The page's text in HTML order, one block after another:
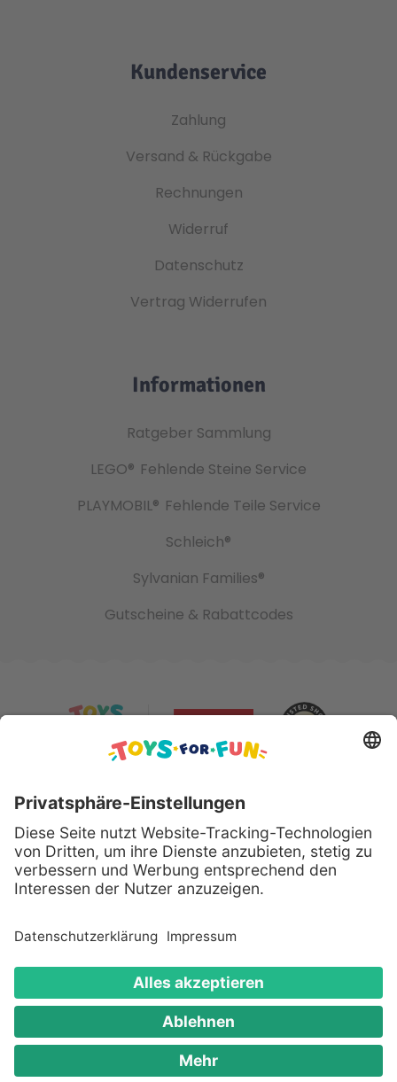
Kundenservice
Zahlung
Versand & Rückgabe
Rechnungen
Widerruf
Datenschutz
Vertrag Widerrufen
Informationen
Ratgeber Sammlung
LEGO® Fehlende Steine Service
PLAYMOBIL® Fehlende Teile Service
Schleich®
Sylvanian Families®
Gutscheine & Rabattcodes
Sicher bezahlen mit:
Alle genannten Produkte und Logos sind eingetragene
Warenzeichen der jeweiligen Hersteller.
Copyright © 2008 - 2026 Toys for Fun GmbH - Alle
Rechte vorbehalten